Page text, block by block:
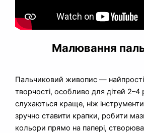
Малювання
Пальчиковий живопис —
творчості, особливо для дітей 2–4
слухаються краще, ніж
зручно ставити крапки, робити
кольори прямо на папері,